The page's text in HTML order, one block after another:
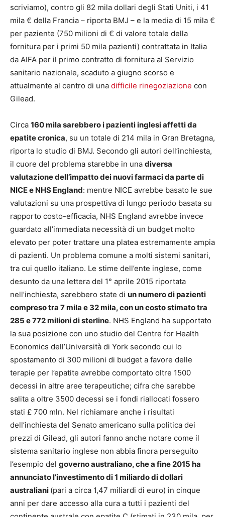
scriviamo), contro gli 82 mila dollari degli Stati Uniti, i 41
mila € della Francia – riporta BMJ – e la media di 15 mila €
per paziente (750 milioni di € di valore totale della
fornitura per i primi 50 mila pazienti) contrattata in Italia
da AIFA per il primo contratto di fornitura al Servizio
sanitario nazionale, scaduto a giugno scorso e
attualmente al centro di una difficile rinegoziazione con
Gilead.
Circa 160 mila sarebbero i pazienti inglesi affetti da
epatite cronica, su un totale di 214 mila in Gran Bretagna,
riporta lo studio di BMJ. Secondo gli autori dell’inchiesta,
il cuore del problema starebbe in una diversa
valutazione dell’impatto dei nuovi farmaci da parte di
NICE e NHS England: mentre NICE avrebbe basato le sue
valutazioni su una prospettiva di lungo periodo basata su
rapporto costo-efficacia, NHS England avrebbe invece
guardato all’immediata necessità di un budget molto
elevato per poter trattare una platea estremamente ampia
di pazienti. Un problema comune a molti sistemi sanitari,
tra cui quello italiano. Le stime dell’ente inglese, come
desunto da una lettera del 1° aprile 2015 riportata
nell’inchiesta, sarebbero state di un numero di pazienti
compreso tra 7 mila e 32 mila, con un costo stimato tra
285 e 772 milioni di sterline. NHS England ha supportato
la sua posizione con uno studio del Centre for Health
Economics dell’Università di York secondo cui lo
spostamento di 300 milioni di budget a favore delle
terapie per l’epatite avrebbe comportato oltre 1500
decessi in altre aree terapeutiche; cifra che sarebbe
salita a oltre 3500 decessi se i fondi riallocati fossero
stati £ 700 mln. Nel richiamare anche i risultati
dell’inchiesta del Senato americano sulla politica dei
prezzi di Gilead, gli autori fanno anche notare come il
sistema sanitario inglese non abbia finora perseguito
l’esempio del governo australiano, che a fine 2015 ha
annunciato l’investimento di 1 miliardo di dollari
australiani (pari a circa 1,47 miliardi di euro) in cinque
anni per dare accesso alla cura a tutti i pazienti del